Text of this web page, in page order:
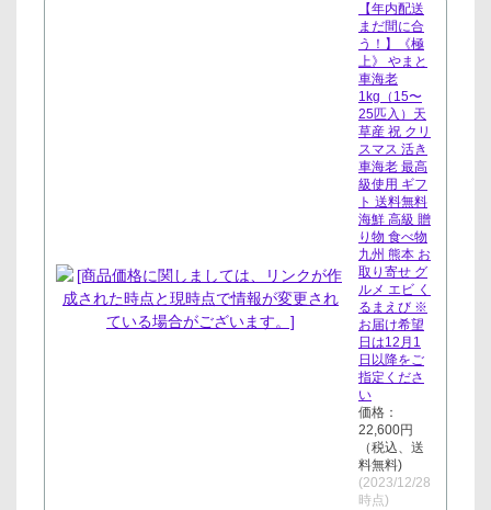
【年内配送
まだ間に合
う！】《極
上》 やまと
車海老
1kg（15〜
25匹入）天
草産 祝 クリ
スマス 活き
車海老 最高
級使用 ギフ
ト 送料無料
海鮮 高級 贈
り物 食べ物
九州 熊本 お
取り寄せ グ
ルメ エビ く
るまえび ※
お届け希望
日は12月1
日以降をご
指定くださ
い
価格：
22,600円
（税込、送
料無料)
(2023/12/28
時点)